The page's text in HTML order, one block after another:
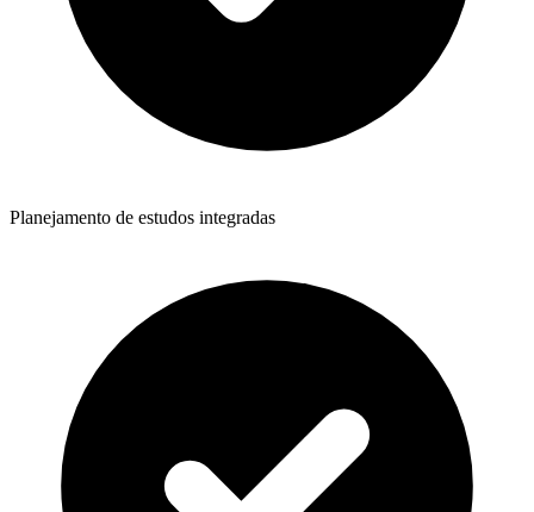
Planejamento de estudos integradas